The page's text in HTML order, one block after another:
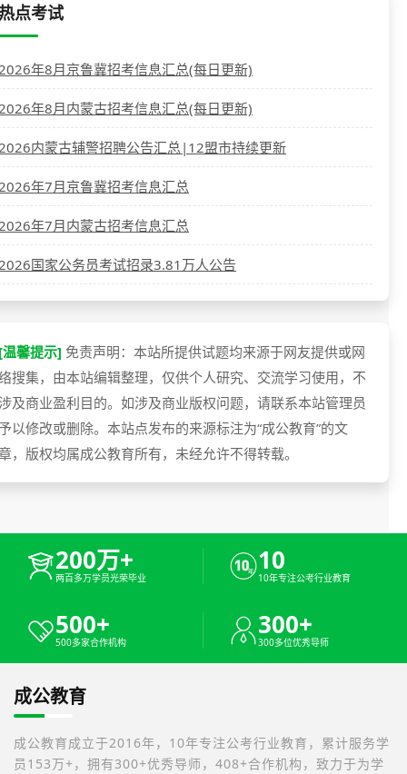
点考试
年8月京鲁冀招考信息汇总(每日更新)
年8月内蒙古招考信息汇总(每日更新)
内蒙古辅警招聘公告汇总|12盟市持续更新
年7月京鲁冀招考信息汇总
年7月内蒙古招考信息汇总
国家公务员考试招录3.81万人公告
馨提示] 免责声明：本站所提供试题均来源于网友提供或网
搜集，由本站编辑整理，仅供个人研究、交流学习使用，不
及商业盈利目的。如涉及商业版权问题，请联系本站管理员
以修改或删除。本站点发布的来源标注为“成公教育”的文
，版权均属成公教育所有，未经允许不得转载。
200万+
两百多万学员光荣毕业
10
10年专注公考行业教育
500+
500多家合作机构
300+
300多位优秀导师
成公教育
成公教育成立于2016年，10年专注公考行业教育，累计服务学
员153万+，拥有300+优秀导师，408+合作机构，致力于为学